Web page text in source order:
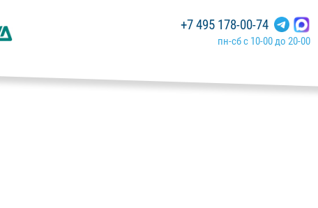
+7 495 178-00-74
пн-сб с 10-00 до 20-00